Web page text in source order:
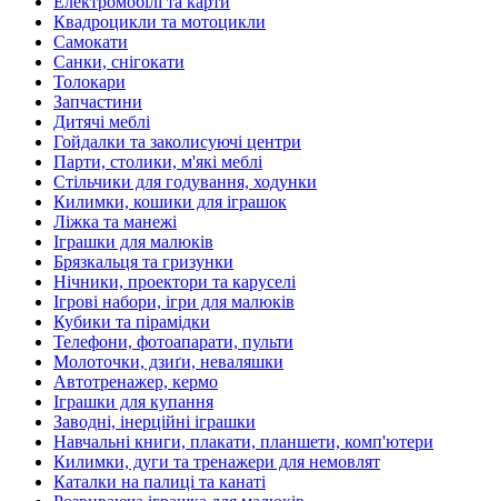
Квадроцикли та мотоцикли
Самокати
Санки, снігокати
Толокари
Запчастини
Дитячі меблі
Гойдалки та заколисуючі центри
Парти, столики, м'які меблі
Стільчики для годування, ходунки
Килимки, кошики для іграшок
Ліжка та манежі
Іграшки для малюків
Брязкальця та гризунки
Нічники, проектори та каруселі
Ігрові набори, ігри для малюків
Кубики та пірамідки
Телефони, фотоапарати, пульти
Молоточки, дзиґи, неваляшки
Автотренажер, кермо
Іграшки для купання
Заводні, інерційні іграшки
Навчальні книги, плакати, планшети, комп'ютери
Килимки, дуги та тренажери для немовлят
Каталки на палиці та канаті